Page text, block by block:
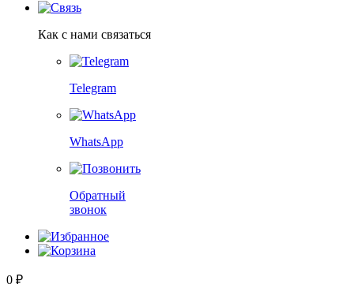
Как с нами связаться
Telegram
WhatsApp
Обратный
звонок
0 ₽